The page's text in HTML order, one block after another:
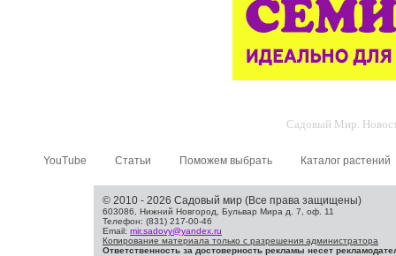
Садовый Мир.
YouTube Статьи Поможем выбрать Каталог растений
© 2010 - 2026 Садовый мир (Все права защищены)
603086, Нижний Новгород, Бульвар Мира д. 7, оф. 11
Телефон: (831) 217-00-46
Email: mir.sadovy@yandex.ru
Копирование материала только с разрешения администратора
Ответственность за достоверность рекламы несет